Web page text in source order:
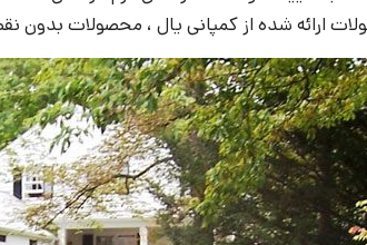
ارائه شده از کمپانی یال ، محصولات بدون